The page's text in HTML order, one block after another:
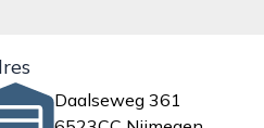
Daalseweg 361